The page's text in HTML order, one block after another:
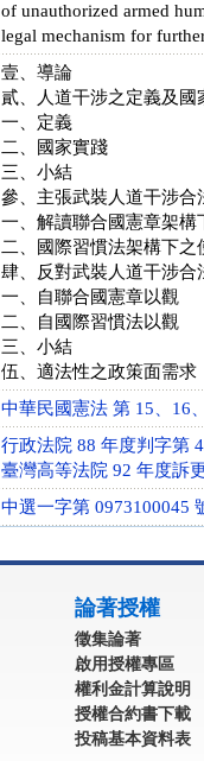
of unauthorized armed
legal mechanism for
壹、導論
貳、人道干涉之定義及國
一、定義
二、國家實踐
三、小結
參、主張武裝人道干涉合
一、解讀聯合國憲章架構
二、國際習慣法架構下之
肆、反對武裝人道干涉合
一、自聯合國憲章以觀
二、自國際習慣法以觀
三、小結
伍、適法性之政策面需求
中華民國憲法 第 15、16
行政法院 88 年度判字第
臺灣高等法院 92 年度訴
中選一字第 0973100045
論著授權
徵集論著
啟用授權專區
權利金計算說明
授權合約書下載
投稿基本資料表